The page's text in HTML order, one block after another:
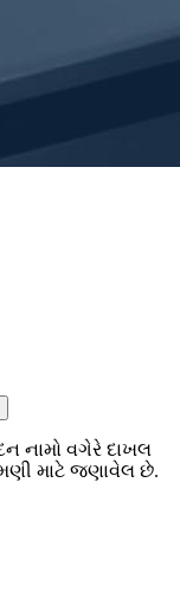
નામો વગેરે દાખલ
માટે જણાવેલ છે.